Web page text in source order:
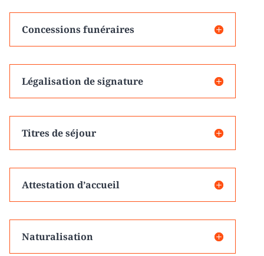
Concessions funéraires
Légalisation de signature
Titres de séjour
Attestation d’accueil
Naturalisation